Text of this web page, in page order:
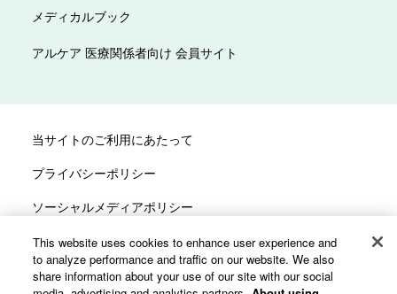
メディカルブック
アルケア 医療関係者向け 会員サイト
当サイトのご利用にあたって
プライバシーポリシー
ソーシャルメディアポリシー
サイトマップ
カスタマーハラスメントへの対応方針
This website uses cookies to enhance user experience and
to analyze performance and traffic on our website. We also
share information about your use of our site with our social